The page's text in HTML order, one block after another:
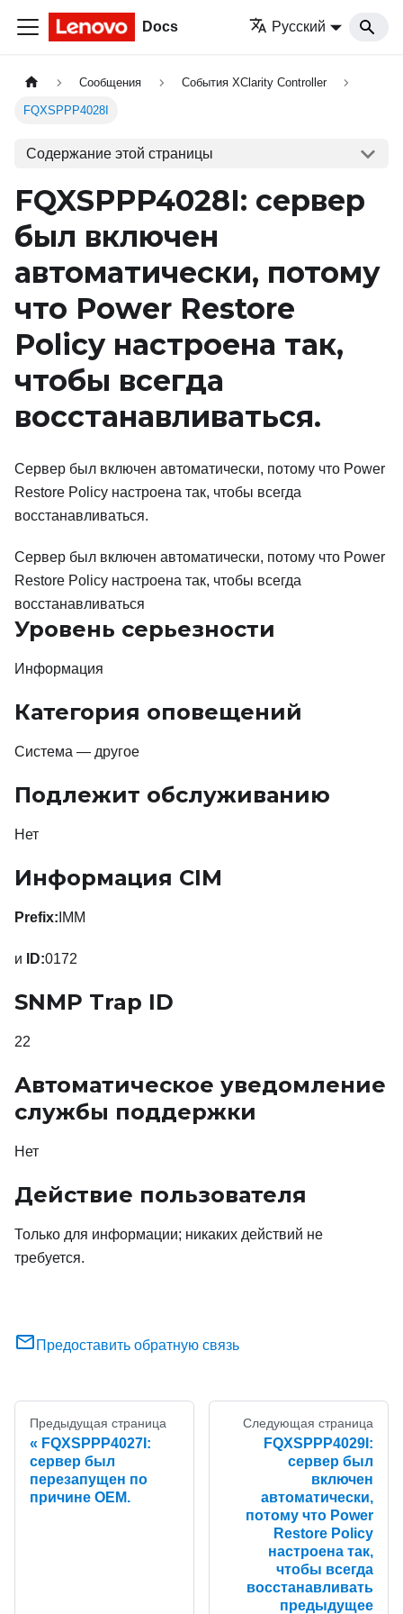
Docs Русский
Сообщения События XClarity Controller
FQXSPPP4028I
Содержание этой страницы
FQXSPPP4028I: сервер
был включен
автоматически, потому
что Power Restore
Policy настроена так,
чтобы всегда
восстанавливаться.
Сервер был включен автоматически, потому что Power
Restore Policy настроена так, чтобы всегда
восстанавливаться.
Сервер был включен автоматически, потому что Power
Restore Policy настроена так, чтобы всегда
восстанавливаться
Уровень серьезности
Информация
Категория оповещений
Система — другое
Подлежит обслуживанию
Нет
Информация CIM
Prefix: IMM
и ID:0172
SNMP Trap ID
22
Автоматическое уведомление
службы поддержки
Нет
Действие пользователя
Только для информации; никаких действий не
требуется.
Предоставить обратную связь
Предыдущая страница
FQXSPPP4027I:
сервер был
перезапущен по
причине OEM.
Следующая страница
FQXSPPP4029I:
сервер был
включен
автоматически,
потому что Power
Restore Policy
настроена так,
чтобы всегда
восстанавливать
предыдущее